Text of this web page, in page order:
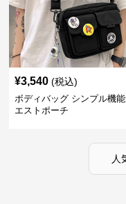
¥3,540 (税込)
ボディバッグ シンプル機能
エストポーチ
人